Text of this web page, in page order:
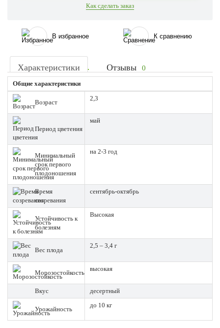
Как сделать заказ
В избранное К сравнению
Характеристики Отзывы 0
Общие характеристики
Возраст
2,3
Период цветения
май
Минимальный
срок первого
плодоношения
на 2-3 год
Время
созревания
сентябрь-октябрь
Устойчивость к
болезням
Высокая
Вес плода
2,5 – 3,4 г
Морозостойкость
высокая
Вкус десертный
Урожайность
до 10 кг